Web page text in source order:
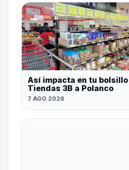
Así impacta en tu
Tiendas 3B a Polanco
7 AGO 2026